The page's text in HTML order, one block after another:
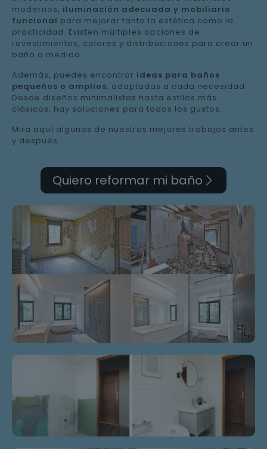
modernos, iluminación adecuada y mobiliario
funcional para mejorar tanto la estética como la
practicidad. Existen múltiples opciones de
revestimientos, colores y distribuciones para crear un
baño a medida.
Además, puedes encontrar ideas para baños
pequeños o amplios, adaptadas a cada necesidad.
Desde diseños minimalistas hasta estilos más
clásicos, hay soluciones para todos los gustos.
Mira aquí algunos de nuestros mejores trabajos antes
y después.
Quiero reformar mi baño